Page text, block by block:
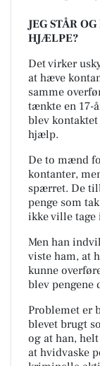
JEG STÅR
HJÆLPE?
Det virker
at hæve
samme
tænkte en 17-
blev
hjælp.
De to mænd
kontanter,
spærret. De
penge som
ikke ville tage
Men han
viste ham, at
kunne
blev pengene
Problemet er
blevet brugt
og at han,
at hvidvaske